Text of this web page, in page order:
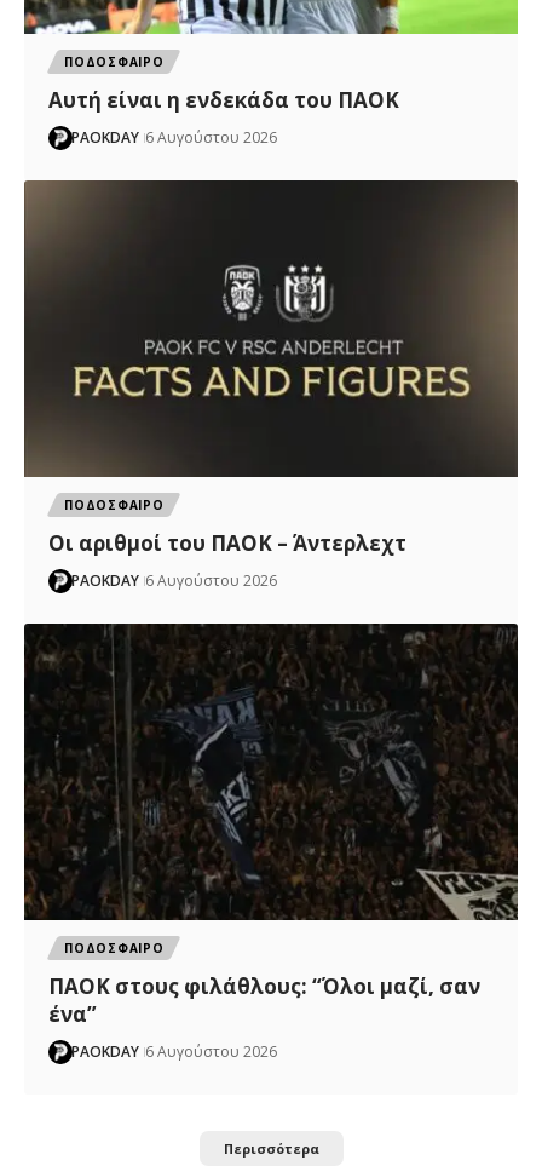
ΠΟΔΟΣΦΑΙΡΟ
Αυτή είναι η ενδεκάδα του ΠΑΟΚ
PAOKDAY 6 Αυγούστου 2026
ΠΟΔΟΣΦΑΙΡΟ
Oι αριθμοί του ΠΑΟΚ – Άντερλεχτ
PAOKDAY 6 Αυγούστου 2026
ΠΟΔΟΣΦΑΙΡΟ
ΠΑΟΚ στους φιλάθλους: “Όλοι μαζί, σαν
ένα”
PAOKDAY 6 Αυγούστου 2026
Περισσότερα